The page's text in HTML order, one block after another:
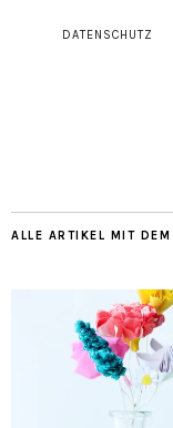
DATENSCHUTZ
ALLE ARTIKEL MIT